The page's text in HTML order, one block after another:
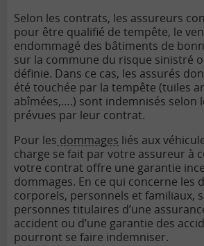
Selon les contrats, les assureurs
pour être qualifié de tempête, le
endommagé des bâtiments de
sur la commune du risque sinistré
définie. Dans ce cas, les assurés
été touchée par la tempête (tuiles
abîmées,….) sont indemnisés selon
prévues par leur contrat.
Pour les dommages liés aux
charge se fait par votre assureur à
votre contrat offre une garantie
dommages. En ce qui concerne les
corporels, personnels et familiaux,
personnes titulaires d’une
accident ou d’une garantie des
pourront se faire indemniser.